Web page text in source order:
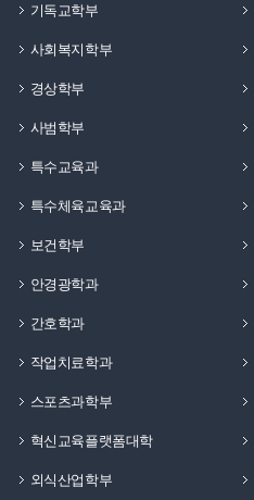
기독교학부
사회복지학부
경상학부
사범학부
특수교육과
특수체육교육과
보건학부
안경광학과
간호학과
작업치료학과
스포츠과학부
혁신교육플랫폼대학
외식산업학부